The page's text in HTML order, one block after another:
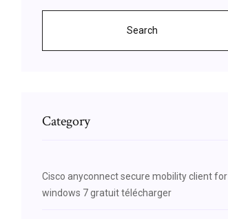
Search
Category
Cisco anyconnect secure mobility client for
windows 7 gratuit télécharger